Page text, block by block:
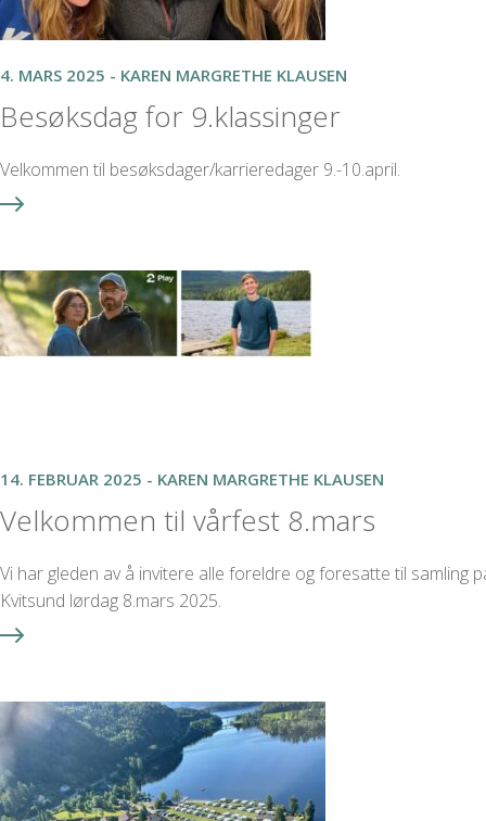
4. MARS 2025 - KAREN MARGRETHE KLAUSEN
Besøksdag for 9.klassinger
Velkommen til besøksdager/karrieredager 9.-10.april.
14. FEBRUAR 2025 - KAREN MARGRETHE KLAUSEN
Velkommen til vårfest 8.mars
Vi har gleden av å invitere alle foreldre og foresatte til samling
Kvitsund lørdag 8.mars 2025.